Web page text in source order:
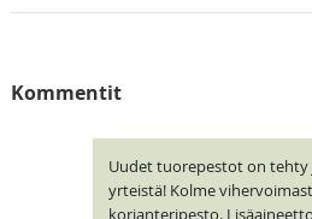
Kommentit
Uudet tuorepestot on tehty
yrteistä! Kolme
korianteripesto.